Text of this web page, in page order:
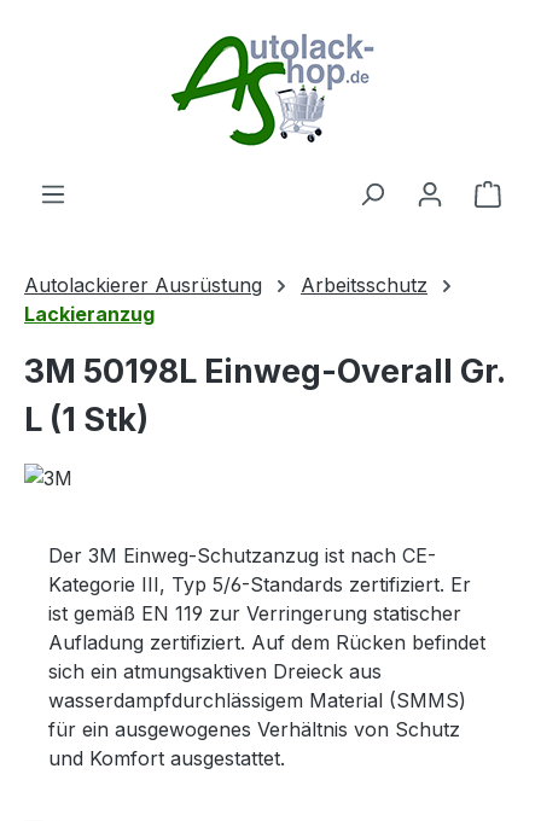
Autolackierer Ausrüstung
Arbeitsschutz
Lackieranzug
3M 50198L Einweg-Overall Gr.
L (1 Stk)
Der 3M Einweg-Schutzanzug ist nach CE-
Kategorie III, Typ 5/6-Standards zertifiziert. Er
ist gemäß EN 119 zur Verringerung statischer
Aufladung zertifiziert. Auf dem Rücken befindet
sich ein atmungsaktiven Dreieck aus
wasserdampfdurchlässigem Material (SMMS)
für ein ausgewogenes Verhältnis von Schutz
und Komfort ausgestattet.